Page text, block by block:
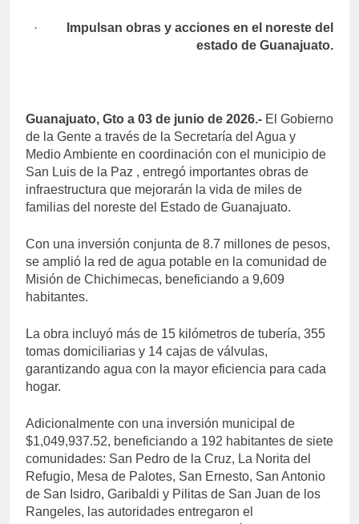
·
Impulsan obras y acciones en el noreste del
estado de Guanajuato.
Guanajuato, Gto a 03 de junio de 2026.- El Gobierno
de la Gente a través de la Secretaría del Agua y
Medio Ambiente en coordinación con el municipio de
San Luis de la Paz , entregó importantes obras de
infraestructura que mejorarán la vida de miles de
familias del noreste del Estado de Guanajuato.
Con una inversión conjunta de 8.7 millones de pesos,
se amplió la red de agua potable en la comunidad de
Misión de Chichimecas, beneficiando a 9,609
habitantes.
La obra incluyó más de 15 kilómetros de tubería, 355
tomas domiciliarias y 14 cajas de válvulas,
garantizando agua con la mayor eficiencia para cada
hogar.
Adicionalmente con una inversión municipal de
$1,049,937.52, beneficiando a 192 habitantes de siete
comunidades: San Pedro de la Cruz, La Norita del
Refugio, Mesa de Palotes, San Ernesto, San Antonio
de San Isidro, Garibaldi y Pilitas de San Juan de los
Rangeles, las autoridades entregaron el